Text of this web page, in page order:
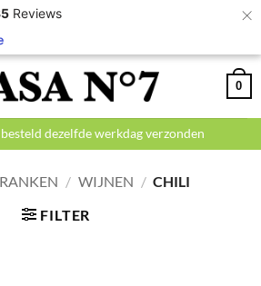
Reviews ×
0
dezelfde werkdag verzonden
/ WIJNEN / CHILI
FILTER